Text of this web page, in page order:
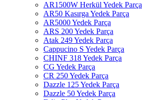
AR1500W Herkül Yedek Parça
AR50 Kasırga Yedek Parça
AR5000 Yedek Parça
ARS 200 Yedek Parça
Atak 249 Yedek Parça
Cappucino S Yedek Parça
CHINF 318 Yedek Parça
CG Yedek Parça
CR 250 Yedek Parça
Dazzle 125 Yedek Parça
Dazzle 50 Yedek Parça